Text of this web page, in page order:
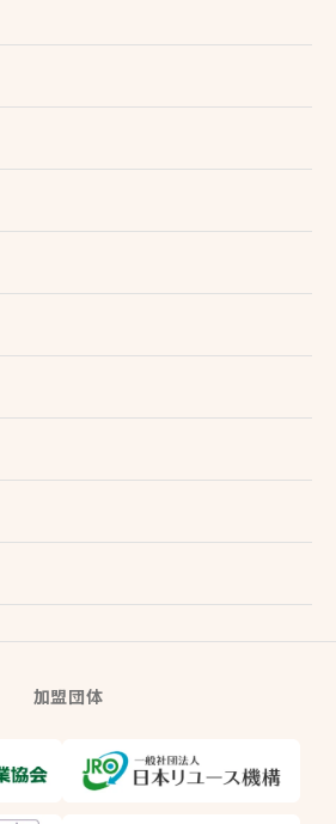
加盟団体